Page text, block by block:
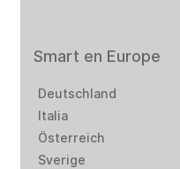
Smart en Europe
Deutschland
Italia
Österreich
Sverige